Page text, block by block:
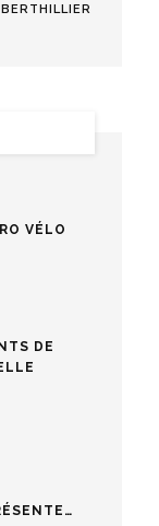
VÉLO
DE